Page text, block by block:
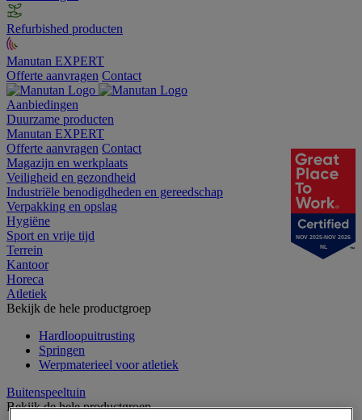
Refurbished producten
Manutan EXPERT
Offerte aanvragen Contact
Aanbiedingen
Duurzame producten
Manutan EXPERT
Offerte aanvragen Contact
Magazijn en werkplaats
Veiligheid en gezondheid
Industriële benodigdheden en gereedschap
Verpakking en opslag
Hygiëne
Sport en vrije tijd
Terrein
Kantoor
Horeca
Atletiek
Bekijk de hele productgroep
Hardloopuitrusting
Springen
Werpmaterieel voor atletiek
Buitenspeeltuin
Bekijk de hele productgroep
NOV 2025-NOV 2026
NL